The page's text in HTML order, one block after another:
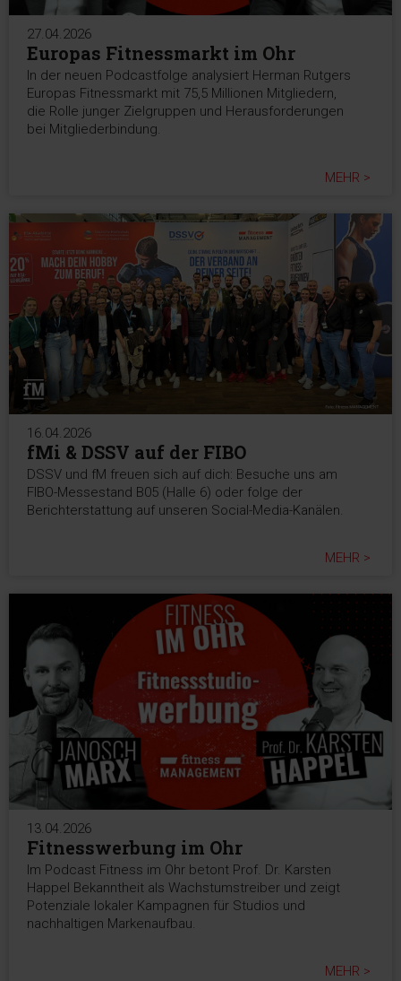
27.04.2026
Europas Fitnessmarkt im Ohr
In der neuen Podcastfolge analysiert Herman Rutgers
Europas Fitnessmarkt mit 75,5 Millionen Mitgliedern,
die Rolle junger Zielgruppen und Herausforderungen
bei Mitgliederbindung.
MEHR >
16.04.2026
fMi & DSSV auf der FIBO
DSSV und fM freuen sich auf dich: Besuche uns am
FIBO-Messestand B05 (Halle 6) oder folge der
Berichterstattung auf unseren Social-Media-Kanälen.
MEHR >
13.04.2026
Fitnesswerbung im Ohr
Im Podcast Fitness im Ohr betont Prof. Dr. Karsten
Happel Bekanntheit als Wachstumstreiber und zeigt
Potenziale lokaler Kampagnen für Studios und
nachhaltigen Markenaufbau.
MEHR >